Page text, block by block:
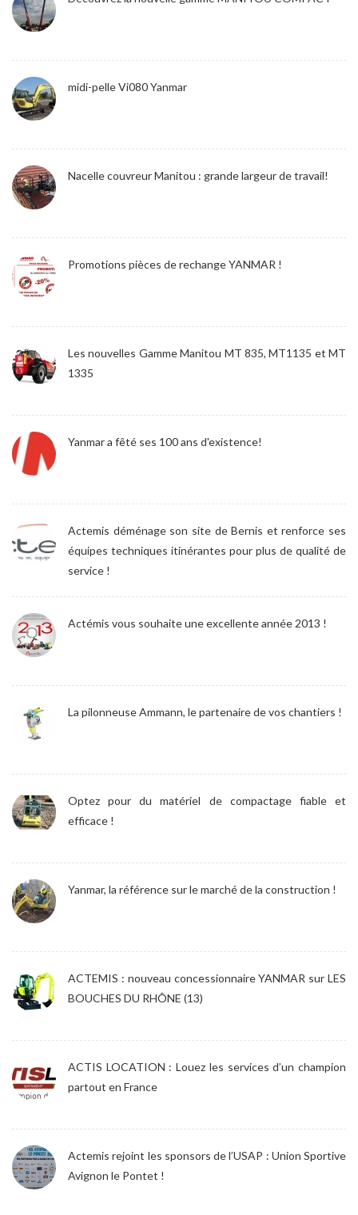
midi-pelle Vi080 Yanmar
Nacelle couvreur Manitou : grande largeur de travail!
Promotions pièces de rechange YANMAR !
Les nouvelles Gamme Manitou MT 835, MT1135 et MT
1335
Yanmar a fêté ses 100 ans d'existence!
Actemis déménage son site de Bernis et renforce ses
équipes techniques itinérantes pour plus de qualité de
service !
Actémis vous souhaite une excellente année 2013 !
La pilonneuse Ammann, le partenaire de vos chantiers !
Optez pour du matériel de compactage fiable et
efficace !
Yanmar, la référence sur le marché de la construction !
ACTEMIS : nouveau concessionnaire YANMAR sur LES
BOUCHES DU RHÔNE (13)
ACTIS LOCATION : Louez les services d’un champion
partout en France
Actemis rejoint les sponsors de l’USAP : Union Sportive
Avignon le Pontet !